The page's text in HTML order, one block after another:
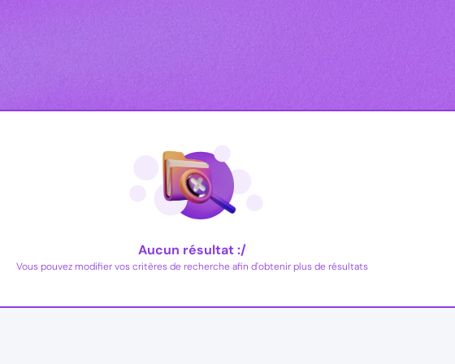
Aucun résultat :/
Vous pouvez modifier vos critères de recherche afin d'obtenir plus de résultats